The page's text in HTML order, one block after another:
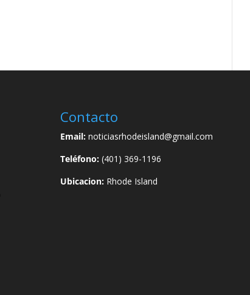
Contacto
Email:noticiasrhodeisland@gmail.com
Teléfono:(401) 369-1196
Ubicacion:Rhode Island